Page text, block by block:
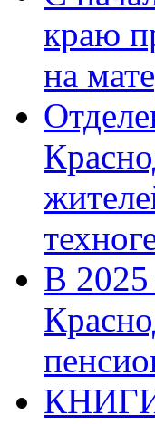
краю
на
В 2025